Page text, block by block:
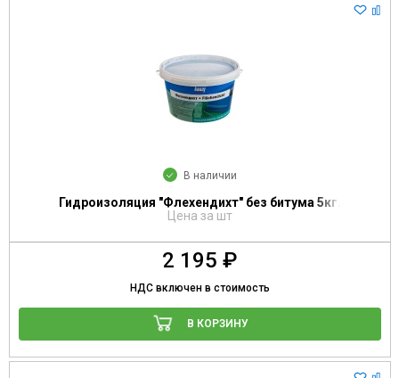
В наличии
Гидроизоляция "Флехендихт" без битума 5кг.
Цена за шт
2 195 ₽
НДС включен в стоимость
В КОРЗИНУ